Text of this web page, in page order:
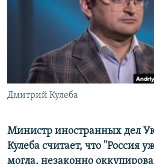
ПОБЕДИТЕЛЕЙ НЕ СУДЯТ?
КРЫМ.НЕПОКОРЕННЫЙ
ELIFBE
УКРАИНСКАЯ ПРОБЛЕМА КРЫМА
ПРИСОЕДИНЯЙТЕСЬ!
Все сайты RFE/RL
Дмитрий Кулеба
Министр иностранных дел
Кулеба считает, что "Россия
могла, незаконно